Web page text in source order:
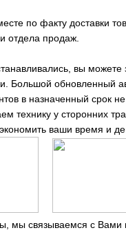
по факту доставки
отдела продаж.
вы
Большой обновленный
в назначенный срок
технику у сторонних
ваши время и
мы связываемся с Вами